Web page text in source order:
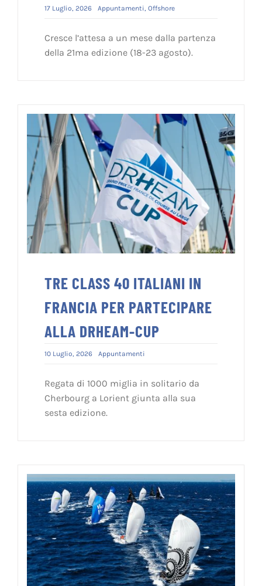
17 Luglio, 2026 Appuntamenti, Offshore
Cresce l’attesa a un mese dalla partenza
della 21ma edizione (18-23 agosto).
TRE CLASS 40 ITALIANI IN
FRANCIA PER PARTECIPARE
ALLA DRHEAM-CUP
10 Luglio, 2026 Appuntamenti
Regata di 1000 miglia in solitario da
Cherbourg a Lorient giunta alla sua
sesta edizione.